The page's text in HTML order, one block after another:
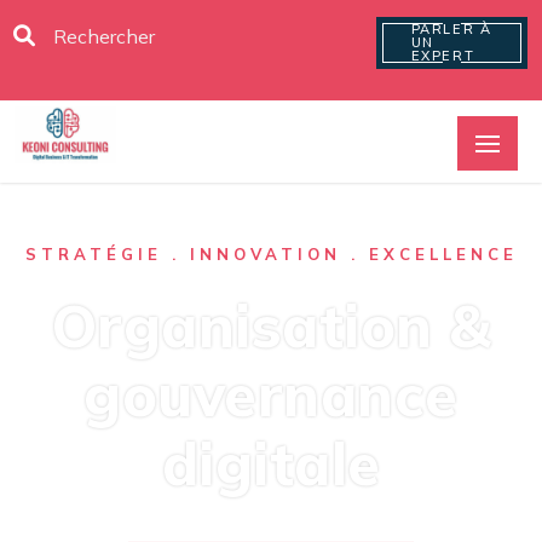
PARLER À
UN
EXPERT
STRATÉGIE . INNOVATION . EXCELLENCE
Organisation &
gouvernance
digitale